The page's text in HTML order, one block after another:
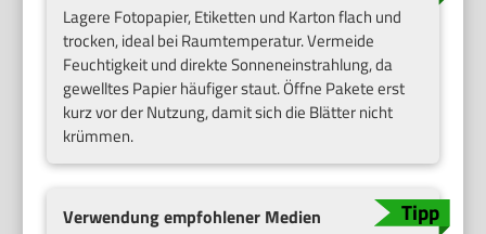
Lagere Fotopapier, Etiketten und Karton flach und
trocken, ideal bei Raumtemperatur. Vermeide
Feuchtigkeit und direkte Sonneneinstrahlung, da
gewelltes Papier häufiger staut. Öffne Pakete erst
kurz vor der Nutzung, damit sich die Blätter nicht
krümmen.
Verwendung empfohlener Medien